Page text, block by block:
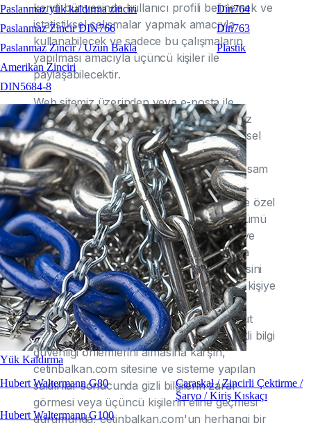
Paslanmaz yük kaldırma zinciri
Paslanmaz Zincir DIN766
Paslanmaz Zincir / Uzun Bakla
Amerikan Zinciri
DIN5684-8
Din764
Din763
Plastik
Yük Kaldırma
Hubert Waltermann G80
Hubert Waltermann G100
Caraskal / Zincirli Çektirme /
Şaryo / Kiriş Kıskaçı
kendi bünyesinde kullanıcı profili belirlemek ve
istatistiksel çalışmalar yapmak amacıyla
kullanabilecek ve sadece bu çalışmaların
yapılması amacıyla üçüncü kişiler ile
paylaşabilecektir.
Web sitemiz üzerinden veya e-posta ile
gerçekleştirilen onay sürecinde, üyelerimiz
tarafından elektronik ortamdan iletilen kişisel
bilgiler, üyelerimiz ile yaptığımız "Kullanıcı
Sözleşmesi" ile belirlenen amaçlar ve kapsam
dışında üçüncü kişilere açıklanmayacaktır.
ÇETİN BALKAN A.Ş, gizli bilgileri kesinlikle özel
ve gizli tutmayı, bunu bir sır saklama yükümü
olarak addetmeyi ve gizliliğin sağlanması ve
sürdürülmesi, gizli bilginin tamamının veya
herhangi bir kısmının kamu alanına girmesini
veya yetkisiz kullanımını veya üçüncü bir kişiye
ifşasını önlemek için gerekli tüm tedbirleri
almayı ve gerekli özeni göstermeyi taahhüt
etmektedir. ÇETİN BALKAN A.Ş'nin gerekli bilgi
güvenliği önlemlerini almasına karşın,
cetinbalkan.com sitesine ve sisteme yapılan
saldırılar sonucunda gizli bilgilerin zarar
görmesi veya üçüncü kişilerin eline geçmesi
durumunda, cetinbalkan.com'un herhangi bir